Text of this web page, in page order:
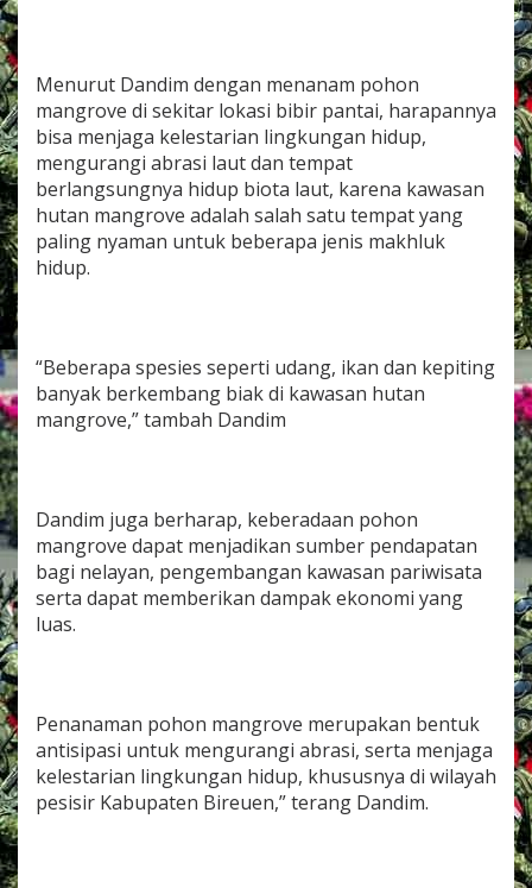
g
r
v
e
Menurut Dandim dengan menanam pohon
mangrove di sekitar lokasi bibir pantai, harapannya
bisa menjaga kelestarian lingkungan hidup,
mengurangi abrasi laut dan tempat
berlangsungnya hidup biota laut, karena kawasan
hutan mangrove adalah salah satu tempat yang
paling nyaman untuk beberapa jenis makhluk
hidup.
“Beberapa spesies seperti udang, ikan dan kepiting
banyak berkembang biak di kawasan hutan
mangrove,” tambah Dandim
Dandim juga berharap, keberadaan pohon
mangrove dapat menjadikan sumber pendapatan
bagi nelayan, pengembangan kawasan pariwisata
serta dapat memberikan dampak ekonomi yang
luas.
Penanaman pohon mangrove merupakan bentuk
antisipasi untuk mengurangi abrasi, serta menjaga
kelestarian lingkungan hidup, khususnya di wilayah
pesisir Kabupaten Bireuen,” terang Dandim.